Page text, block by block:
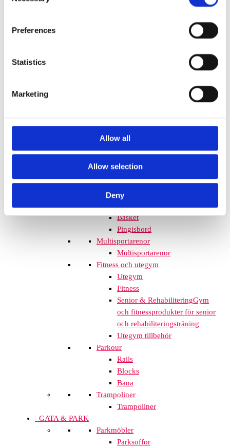
Preferences
Statistics
Marketing
Allow all
Allow selection
Deny
utmärkt för allt från förskolor till
anpassad för utomhusbruk, kan du
enkelt göra om en vanlig yta till en
lekplats full av spännande aktiviteter
asfaltsmålningar skapar en miljö som
Träflis
Bollspel
Fotbollsmål, handbollsmål,
hockeymål och nät
Bollspel övrigt
Basket
Pingisbord
Multisportarenor
Multisportarenor
Fitness och utegym
Utegym
Fitness
Senior & RehabiliteringGym
och fitnessprodukter för senior
och rehabiliteringsträning
Utegym tillbehör
Parkour
Rails
Blocks
Bana
Trampoliner
Trampoliner
GATA & PARK
Parkmöbler
Parksoffor